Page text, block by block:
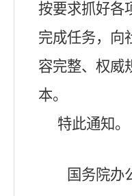
按要求抓好各
完成任务，向
容完整、权威
本。
特此通知。
国务院办